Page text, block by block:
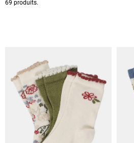
69 produits.